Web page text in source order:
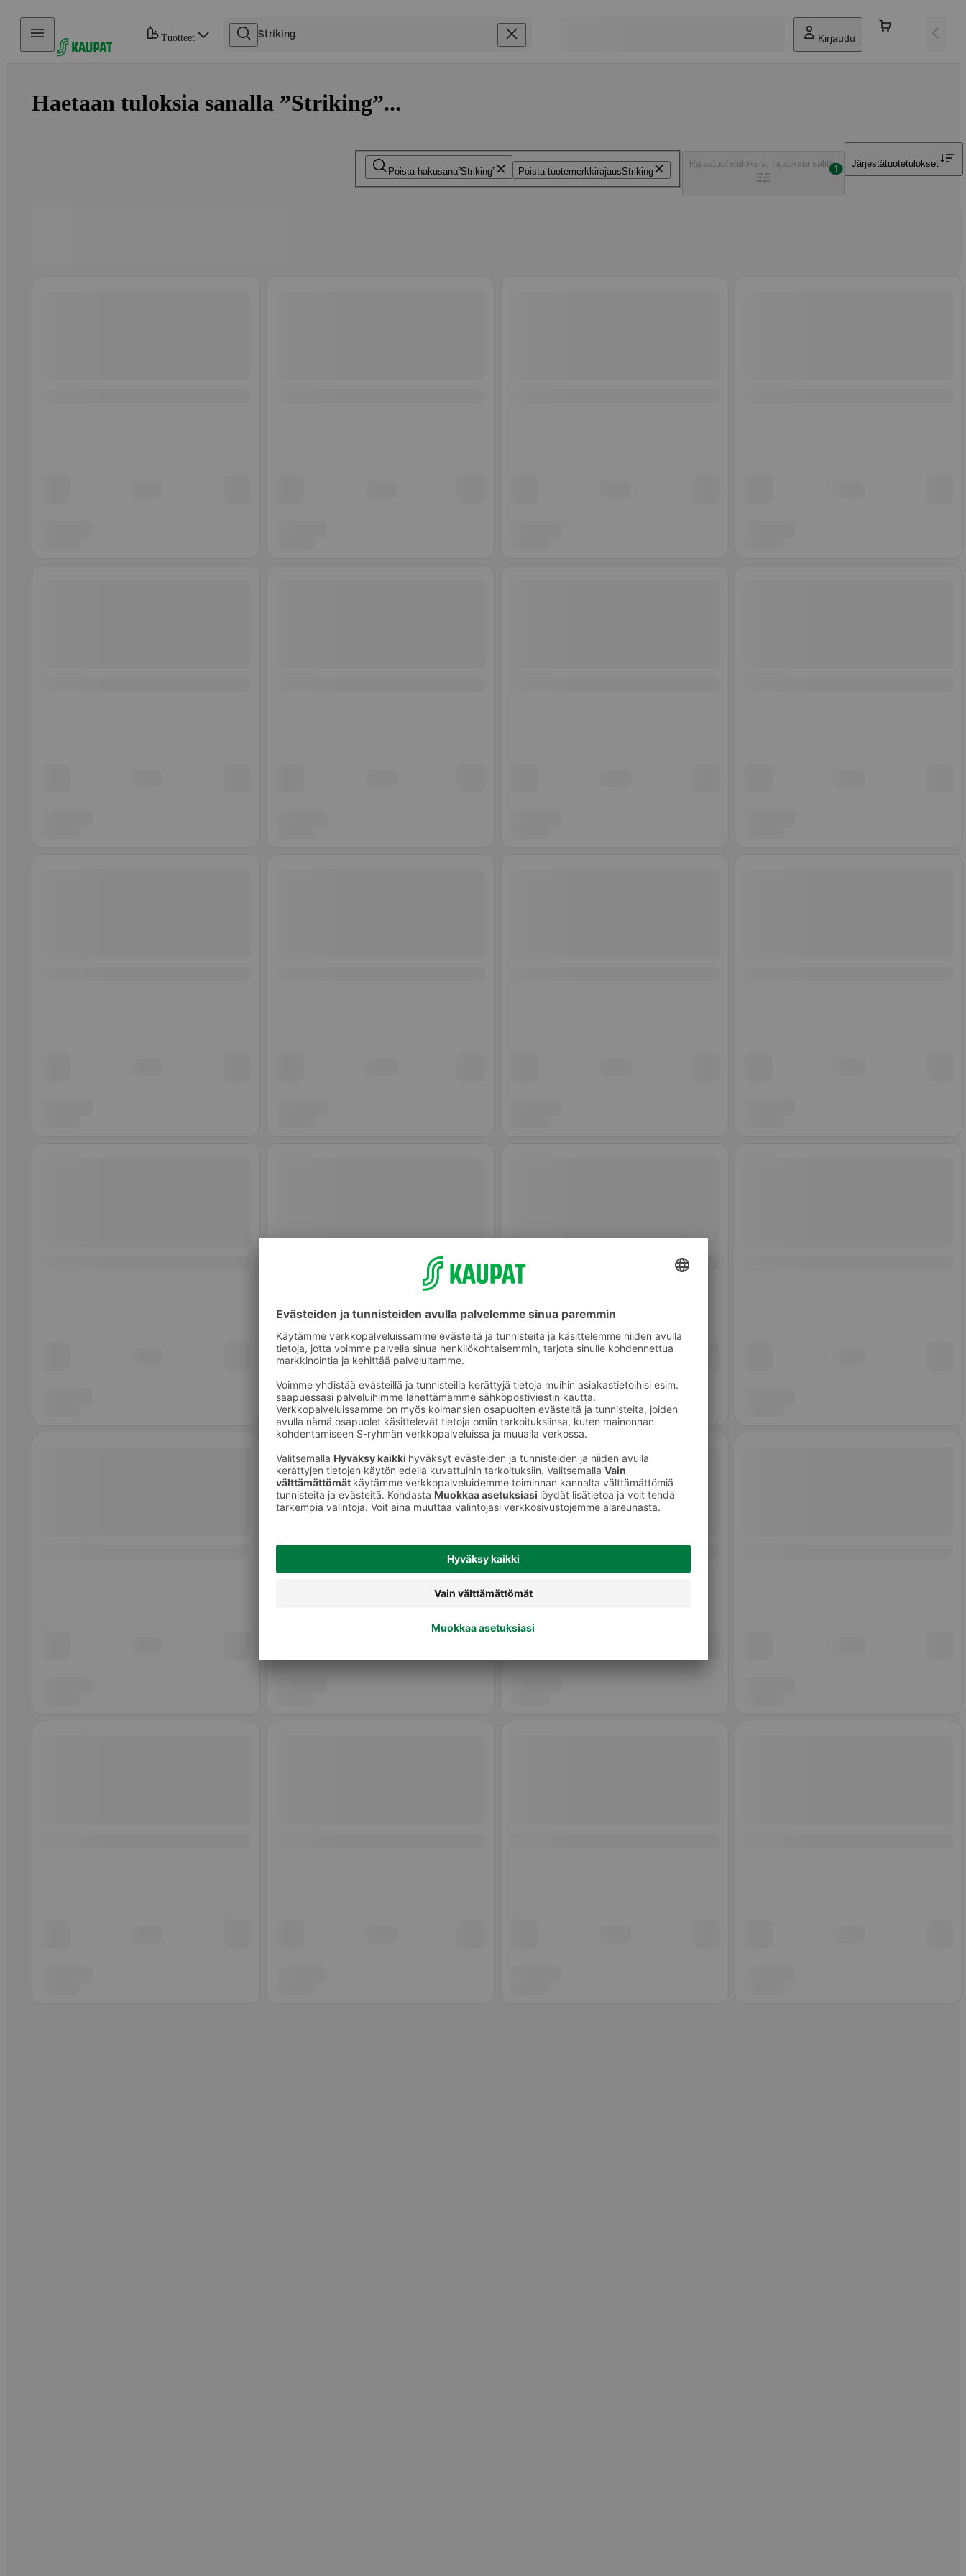
Hyppää sisältöön
Tuotteet Kirjaudu
Haetaan tuloksia sanalla ”Striking”...
Poista hakusana Striking Poista tuotemerkkirajausStriking
Rajaatuotetuloksia, rajauksia valittu
1
Järjestätuotetulokset